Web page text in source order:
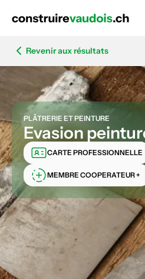
Revenir aux résultats
PLÂTRERIE ET PEINTURE
Evasion
CARTE PROFESSIONNELLE
MEMBRE COOPERATEUR +